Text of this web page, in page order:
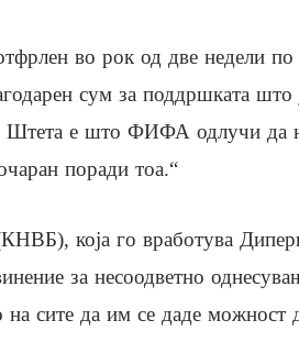
во рок од две недели по
сум за поддршката што
Штета е што ФИФА одлучи да
поради тоа.“
која го вработува
за несоодветно
сите да им се даде можност